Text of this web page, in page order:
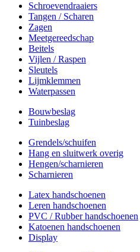
Schroevendraaiers
Tangen / Scharen
Zagen
Meetgereedschap
Beitels
Vijlen / Raspen
Sleutels
Lijmklemmen
Waterpassen
Bouwbeslag
Tuinbeslag
Grendels/schuifen
Hang en sluitwerk overig
Hengen/scharnieren
Scharnieren
Latex handschoenen
Leren handschoenen
PVC / Rubber handschoenen
Katoenen handschoenen
Display